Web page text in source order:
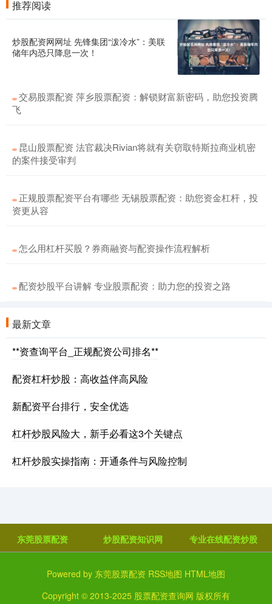
推荐阅读
炒股配资网网址 先锋集团“泼冷水”：美联
储年内恐只降息一次！
交易股票配资 萍乡股票配资：解锁财富新密码，助您投资腾
飞
昆山股票配资 法官裁决Rivian将就有关窃取特斯拉商业机密
的案件接受审判
正规股票配资平台有哪些 无锡股票配资：助您资金杠杆，投
资更从容
怎么用杠杆买股？券商融资与配资操作流程解析
配资炒股平台讲解 专业股票配资：助力您的投资之路
最新文章
**资查询平台_正规配资公司排名**
配资杠杆炒股：高收益伴高风险
新配资平台排行，安全优选
杠杆炒股风险大，新手必看这3个关键点
杠杆炒股实操指南：开通条件与风险控制
东莞股票配资 炒股配资知识网 专业在线配资炒股
Powered by 东莞股票配资 RSS地图 HTML地图
Copyright © 2013-2025 股票配资查询网 版权所有